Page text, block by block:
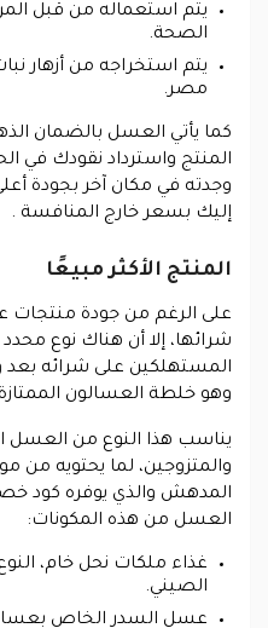
يتم استعماله من قبل
الصحة.
يتم استخراجه من أزهار
مصر.
كما يأتي العسل بالضمان
المنتج واسترداد نقودك في
وجدته في مكان آخر بجودة
إليك بسعر خارج المنافسة .
المنتج الأكثر مبيعًا
على الرغم من جودة منتجات
شرائها، إلا أن هناك نوع
المستهلكين على شرائه
وهو خلطة العسالون
يناسب هذا النوع من العسل
والمتزوجين، لما يحتويه من
المدهش والذي يوفره كود
العسل من هذه المكونات:
غذاء ملكات نحل خام،
الصيني.
عسل السدر الخاص